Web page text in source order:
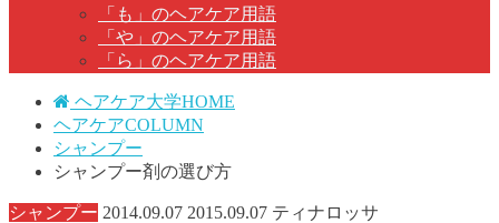
「も」のヘアケア用語
「や」のヘアケア用語
「ら」のヘアケア用語
ヘアケア大学HOME
ヘアケアCOLUMN
シャンプー
シャンプー剤の選び方
シャンプー 2014.09.07 2015.09.07 ティナロッサ